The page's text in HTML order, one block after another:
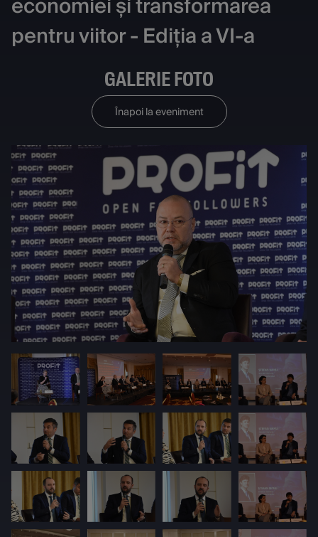
pentru viitor - Ediția a VI-a
GALERIE FOTO
Înapoi la eveniment